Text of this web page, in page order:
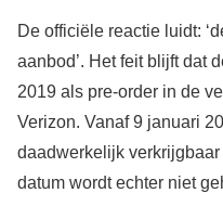
De officiële reactie luidt:
aanbod’. Het feit blijft dat
2019 als pre-order in de
Verizon. Vanaf 9 januari
daadwerkelijk
datum wordt echter niet